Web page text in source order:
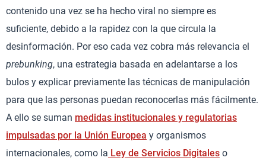
contenido una vez se ha hecho viral no siempre es
suficiente, debido a la rapidez con la que circula la
desinformación. Por eso cada vez cobra más relevancia el
prebunking, una estrategia basada en adelantarse a los
bulos y explicar previamente las técnicas de manipulación
para que las personas puedan reconocerlas más fácilmente.
A ello se suman medidas institucionales y regulatorias
impulsadas por la Unión Europea y organismos
internacionales, como la Ley de Servicios Digitales o